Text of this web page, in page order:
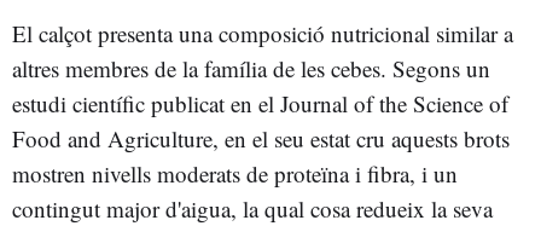
El calçot presenta una composició nutricional similar a
altres membres de la família de les cebes. Segons un
estudi científic publicat en el Journal of the Science of
Food and Agriculture, en el seu estat cru aquests brots
mostren nivells moderats de proteïna i fibra, i un
contingut major d'aigua, la qual cosa redueix la seva